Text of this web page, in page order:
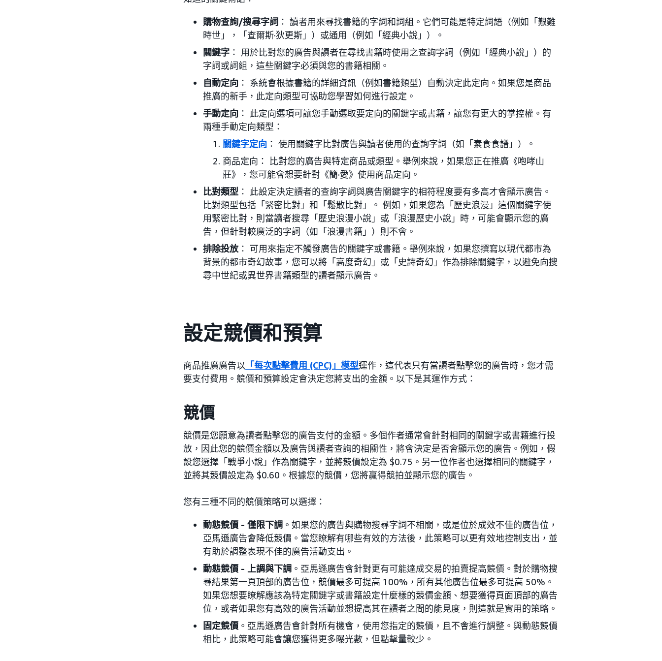
購物查詢/搜尋字詞 ： 讀者用來尋找書籍的字詞和詞組。它們可能是特定詞語（例如「艱難
時世」，「查爾斯·狄更斯」）或通用（例如「經典小說」）。
關鍵字 ： 用於比對您的廣告與讀者在尋找書籍時使用之查詢字詞（例如「經典小說」）的
字詞或詞組，這些關鍵字必須與您的書籍相關。
自動定向 ： 系統會根據書籍的詳細資訊（例如書籍類型）自動決定此定向。如果您是商品
推廣的新手，此定向類型可協助您學習如何進行設定。
手動定向 ： 此定向選項可讓您手動選取要定向的關鍵字或書籍，讓您有更大的掌控權。有
兩種手動定向類型：
關鍵字定向 ： 使用關鍵字比對廣告與讀者使用的查詢字詞（如「素食食譜」）。
商品定向： 比對您的廣告與特定商品或類型。舉例來說，如果您正在推廣《咆哮山
莊》，您可能會想要針對《簡·愛》使用商品定向。
比對類型 ： 此設定決定讀者的查詢字詞與廣告關鍵字的相符程度要有多高才會顯示廣告。
比對類型包括「緊密比對」和「鬆散比對」。 例如，如果您為「歷史浪漫」這個關鍵字使
用緊密比對，則當讀者搜尋「歷史浪漫小說」或「浪漫歷史小說」時，可能會顯示您的廣
告，但針對較廣泛的字詞（如「浪漫書籍」）則不會。
排除投放 ： 可用來指定不觸發廣告的關鍵字或書籍。舉例來說，如果您撰寫以現代都市為
背景的都市奇幻故事，您可以將「高度奇幻」或「史詩奇幻」作為排除關鍵字，以避免向搜
尋中世紀或異世界書籍類型的讀者顯示廣告。
設定競價和預算
商品推廣廣告以 「每次點擊費用 (CPC)」模型運作，這代表只有當讀者點擊您的廣告時，您才需
要支付費用。競價和預算設定會決定您將支出的金額。以下是其運作方式：
競價
競價是您願意為讀者點擊您的廣告支付的金額。多個作者通常會針對相同的關鍵字或書籍進行投
放，因此您的競價金額以及廣告與讀者查詢的相關性，將會決定是否會顯示您的廣告。例如，假
設您選擇「戰爭小說」作為關鍵字，並將競價設定為 $0.75。另一位作者也選擇相同的關鍵字，
並將其競價設定為 $0.60。根據您的競價，您將贏得競拍並顯示您的廣告。
您有三種不同的競價策略可以選擇：
動態競價 - 僅限下調 。如果您的廣告與購物搜尋字詞不相關，或是位於成效不佳的廣告位，
亞馬遜廣告會降低競價。當您瞭解有哪些有效的方法後，此策略可以更有效地控制支出，並
有助於調整表現不佳的廣告活動支出。
動態競價 - 上調與下調 。亞馬遜廣告會針對更有可能達成交易的拍賣提高競價。對於購物搜
尋結果第一頁頂部的廣告位，競價最多可提高 100%，所有其他廣告位最多可提高 50%。
如果您想要瞭解應該為特定關鍵字或書籍設定什麼樣的競價金額、想要獲得頁面頂部的廣告
位，或者如果您有高效的廣告活動並想提高其在讀者之間的能見度，則這就是實用的策略。
固定競價 。亞馬遜廣告會針對所有機會，使用您指定的競價，且不會進行調整。與動態競價
相比，此策略可能會讓您獲得更多曝光數，但點擊量較少。